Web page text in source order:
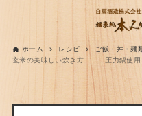
ホーム レシピ
ご飯・丼・麺
玄米の美味しい炊き方 圧力鍋使用